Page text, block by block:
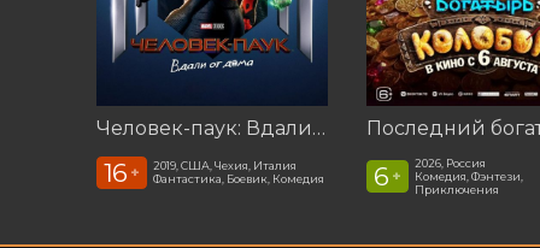
Человек-паук: Вдали от дома (2019)
16 +
2019, США, Чехия, Италия
Фантастика, Боевик, Комедия
6 +
2026, Россия
Комедия, Фэнтези,
Приключения